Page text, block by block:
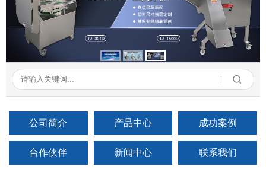
新闻资讯
成功案例
在线留言
联系我们
公司简介 产品中心 成功案例
合作伙伴 新闻中心 联系我们